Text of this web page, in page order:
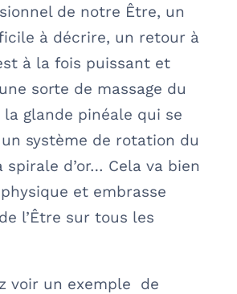
de notre Être, un
à décrire, un retour à
à la fois puissant et
sorte de massage du
la glande pinéale qui se
système de rotation du
spirale d’or… Cela va bien
et embrasse
l’Être sur tous les
voir un exemple de